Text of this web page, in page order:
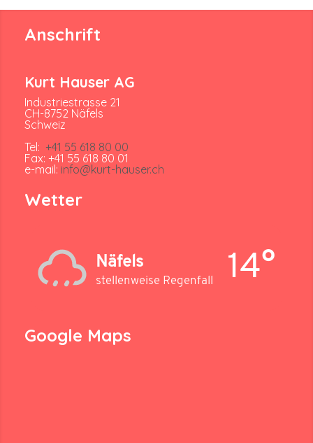
Anschrift
Kurt Hauser AG
Industriestrasse 21
CH-8752 Näfels
Schweiz
Tel: +41 55 618 80 00
Fax: +41 55 618 80 01
e-mail: info@kurt-hauser.ch
Wetter
Näfels
stellenweise Regenfall 14°
Google Maps